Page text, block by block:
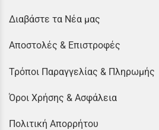
Διαβάστε τα Νέα μας
Αποστολές & Επιστροφές
Τρόποι Παραγγελίας & Πληρωμής
Όροι Χρήσης & Ασφάλεια
Πολιτική Απορρήτου